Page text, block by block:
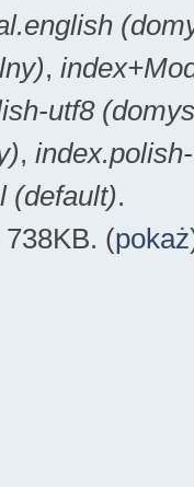
,
utf8
,
(default).
(pokaż